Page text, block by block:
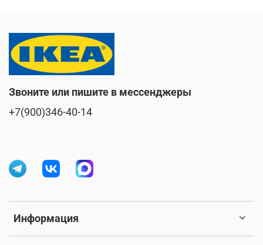
Информация
Звоните или пишите в мессенджеры
+7(900)346-40-14